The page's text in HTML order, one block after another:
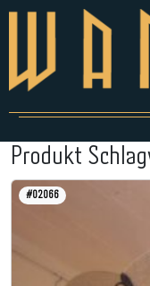
Produkt
#02066